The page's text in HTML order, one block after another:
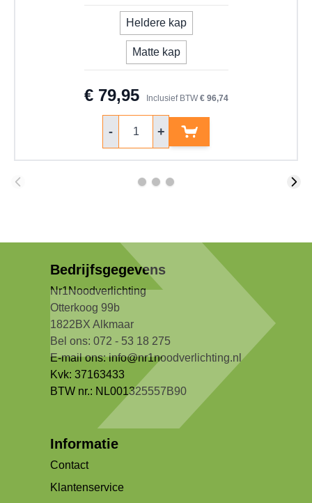
model
Heldere kap
Matte kap
€ 79,95 Inclusief BTW € 96,74
- +
Bedrijfsgegevens
Nr1Noodverlichting
Otterkoog 99b
1822BX Alkmaar
Bel ons: 072 - 53 18 275
E-mail ons:info@nr1noodverlichting.nl
Kvk: 37163433
BTW nr.: NL001325557B90
Informatie
Contact
Klantenservice